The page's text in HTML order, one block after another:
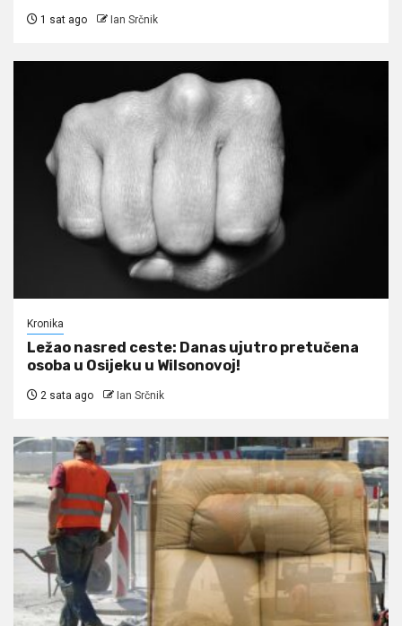
1 sat ago Ian Srčnik
Kronika
Ležao nasred ceste: Danas ujutro pretučena
osoba u Osijeku u Wilsonovoj!
2 sata ago Ian Srčnik